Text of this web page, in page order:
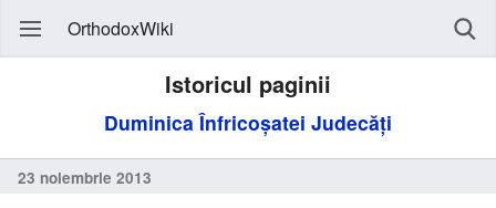
OrthodoxWiki
Istoricul paginii
Duminica Înfricoșatei Judecăți
23 noiembrie 2013